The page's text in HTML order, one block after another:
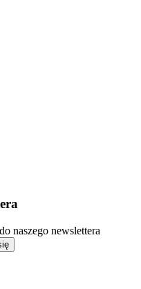
naszego newslettera